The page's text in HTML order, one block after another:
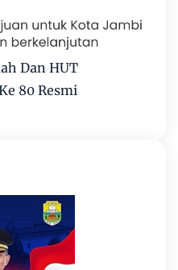
Dan HUT
80 Resmi